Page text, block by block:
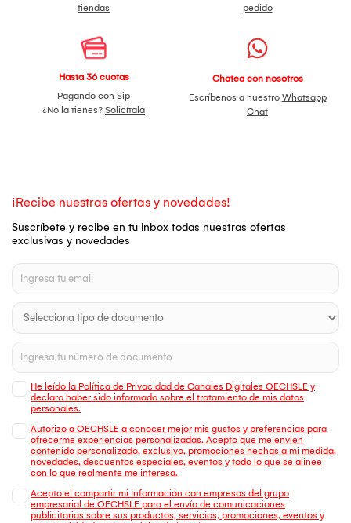
tiendas
pedido
Hasta 36 cuotas
Pagando con Sip
¿No la tienes? Solicítala
Chatea con nosotros
Escríbenos a nuestro Whatsapp
Chat
¡Recibe nuestras ofertas y novedades!
Suscríbete y recibe en tu inbox todas nuestras ofertas
exclusivas y novedades
He leído la Política de Privacidad de Canales Digitales OECHSLE y
declaro haber sido informado sobre el tratamiento de mis datos
personales.
Autorizo a OECHSLE a conocer mejor mis gustos y preferencias para
ofrecerme experiencias personalizadas. Acepto que me envien
contenido personalizado, exclusivo, promociones hechas a mi medida,
novedades, descuentos especiales, eventos y todo lo que se alinee
con lo que realmente me interesa.
Acepto el compartir mi información con empresas del grupo
empresarial de OECHSLE para el envío de comunicaciones
publicitarias sobre sus productos, servicios, promociones, eventos y